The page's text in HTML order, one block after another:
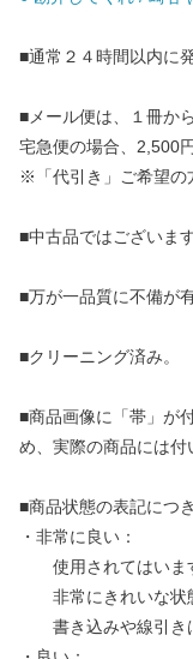
■通常２４時間以内に
■メール便は、１冊か
宅急便の場合、2,500
※「代引き」ご希望の
■中古品ではございま
■万が一品質に不備が
■クリーニング済み。
■商品画像に「帯」が
め、実際の商品には付
■商品状態の表記につ
・非常に良い：
使用されてはいま
非常にきれいな状
書き込みや線引き